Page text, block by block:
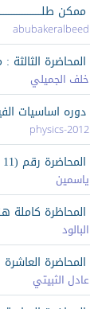
ممكن
abubakeralbeed
المحاضرة
خلف الجميلي
دوره اساسيات
physics-2012
المحاضرة رقم (11 ) نظرية الشغل - الطاقة
ياسمين
المحاظرة كاملة
البالود
المحاضرة
عادل الثبيتي